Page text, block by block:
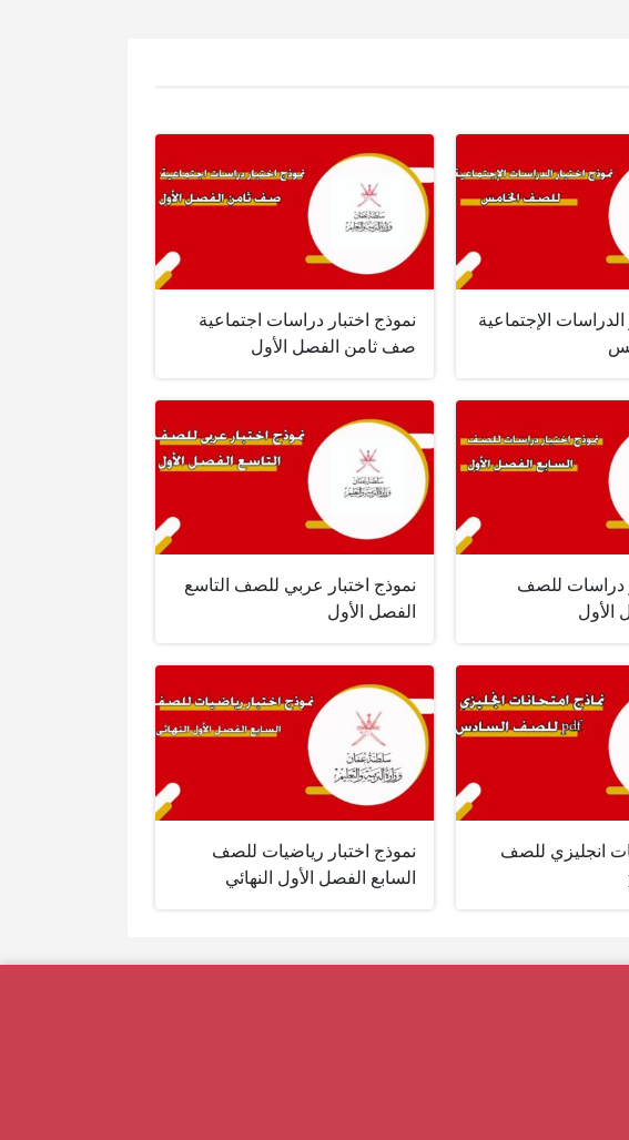
الدراسات الإجتماعية
نموذج اختبار دراسات اجتماعية
صف ثامن الفصل الأول
دراسات للصف
الأول
نموذج اختبار عربي للصف التاسع
الفصل الأول
انجليزي للصف
نموذج اختبار رياضيات للصف
السابع الفصل الأول النهائي